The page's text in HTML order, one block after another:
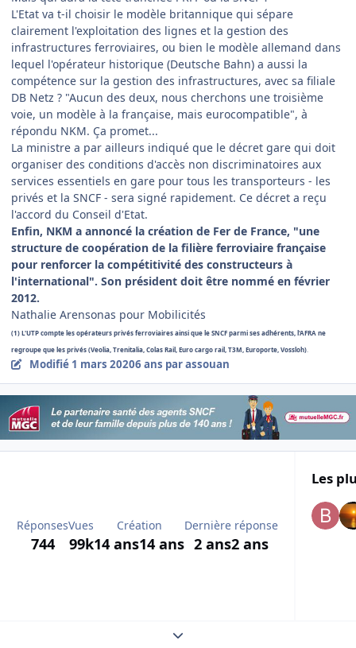
L'Etat va t-il choisir le modèle britannique qui sépare
clairement l'exploitation des lignes et la gestion des
infrastructures ferroviaires, ou bien le modèle allemand dans
lequel l'opérateur historique (Deutsche Bahn) a aussi la
compétence sur la gestion des infrastructures, avec sa filiale
DB Netz ? "Aucun des deux, nous cherchons une troisième
voie, un modèle à la française, mais eurocompatible", à
répondu NKM. Ça promet...
La ministre a par ailleurs indiqué que le décret gare qui doit
organiser des conditions d'accès non discriminatoires aux
services essentiels en gare pour tous les transporteurs - les
privés et la SNCF - sera signé rapidement. Ce décret a reçu
l'accord du Conseil d'Etat.
Enfin, NKM a annoncé la création de Fer de France, "une
structure de coopération de la filière ferroviaire française
pour renforcer la compétitivité des constructeurs à
l'international". Son président doit être nommé en février
2012.
Nathalie Arensonas pour Mobilicités
(1) L'UTP compte les opérateurs privés ferroviaires ainsi que le SNCF parmi ses adhérents, l'AFRA ne
regroupe que les privés (Veolia, Trenitalia, Colas Rail, Euro cargo rail, T3M, Europorte, Vossloh).
Modifié 1 mars 20206 ans par assouan
Réponses
744
Vues
99k
Création
14 ans14 ans
Dernière réponse
2 ans2 ans
Les
Expand topic overview